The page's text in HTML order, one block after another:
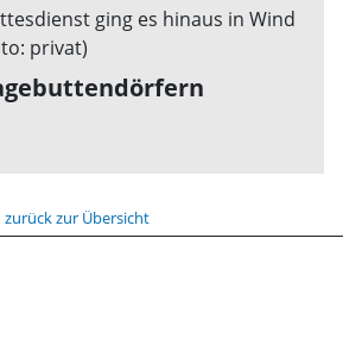
zurück zur Übersicht